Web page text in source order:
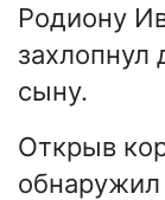
Родиону
захлопнул
сыну.
Открыв